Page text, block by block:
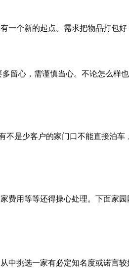
个新的起点。需求把物品打包
心，需谨慎当心。不论怎么样也
是少客户的家门口不能直接泊车
用等等还得操心处理。下面家园
挑选一家有必定知名度或诺言较